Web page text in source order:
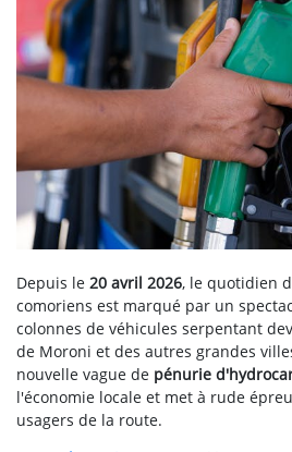
Depuis le 20 avril 2026, le quotidien
comoriens est marqué par un
colonnes de véhicules serpentant
de Moroni et des autres grandes
nouvelle vague de pénurie
l'économie locale et met à rude
usagers de la route.